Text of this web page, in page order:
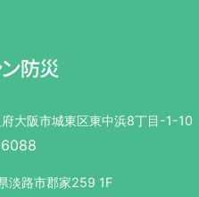
大阪市城東区東中浜8丁目-1-10
淡路市郡家259 1F